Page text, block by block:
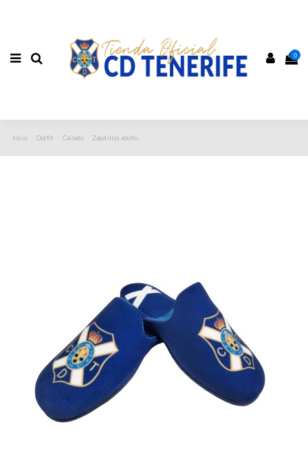
0
Inicio Outfit Calzado Zapatillas adulto